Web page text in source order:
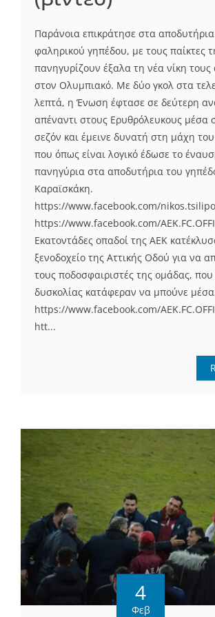
Παράνοια επικράτησε στα
φαληρικού γηπέδου, με τους παίκτες
πανηγυρίζουν έξαλα τη νέα νίκη τους
στον Ολυμπιακό. Με δύο γκολ στα
λεπτά, η Ένωση έφτασε σε δεύτερη
απέναντι στους Ερυθρόλευκους μέσα
σεζόν και έμεινε δυνατή στη μάχη
που όπως είναι λογικό έδωσε το
πανηγύρια στα αποδυτήρια του
Καραϊσκάκη.
https://www.facebook.com/
https://www.facebook.com/
Εκατοντάδες οπαδοί της ΑΕΚ
ξενοδοχείο της Αττικής Οδού για να
τους ποδοσφαιριστές της ομάδας,
δυσκολίας κατάφεραν να μπούνε
https://www.facebook.com/
htt...
4
Φεβ